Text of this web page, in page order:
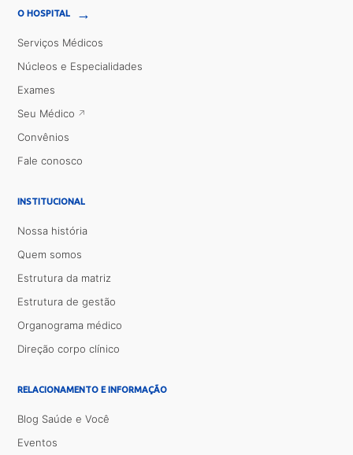
O HOSPITAL →
Serviços Médicos
Núcleos e Especialidades
Exames
Seu Médico
Convênios
Fale conosco
INSTITUCIONAL
Nossa história
Quem somos
Estrutura da matriz
Estrutura de gestão
Organograma médico
Direção corpo clínico
RELACIONAMENTO E INFORMAÇÃO
Blog Saúde e Você
Eventos